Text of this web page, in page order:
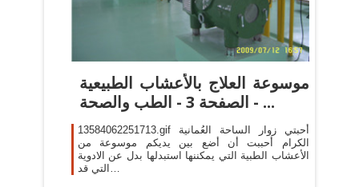
موسوعة العلاج بالأعشاب الطبيعية
- الصفحة 3 - الطب والصحة ...
13584062251713.gif أحبتي زوار الساحة العُمانية
الكرام أحببت أن أضع بين يديكم موسوعة من
الأعشاب الطبية التي يمكننها استبدلها بدل عن الادوية
التي قد…